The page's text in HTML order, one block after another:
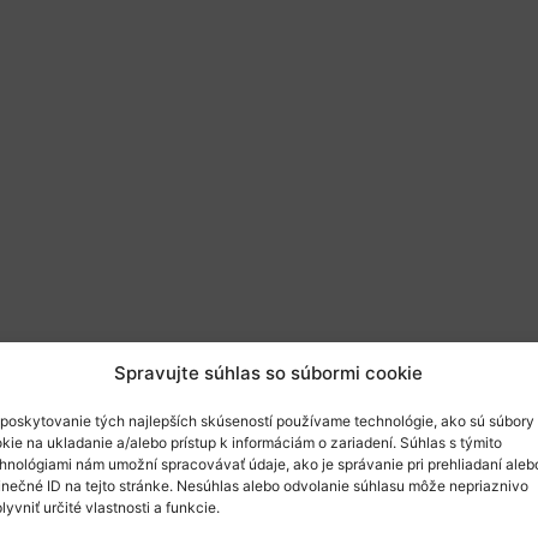
Spravujte súhlas so súbormi cookie
tých najlepších skúseností používame technológie, ako sú súbory
na ukladanie a/alebo prístup k informáciám o zariadení. Súhlas s týmito
nám umožní spracovávať údaje, ako je správanie pri prehliadaní
ID na tejto stránke. Nesúhlas alebo odvolanie súhlasu môže nepriaznivo
určité vlastnosti a funkcie.
Európska Komisiaonlineinformačné dni